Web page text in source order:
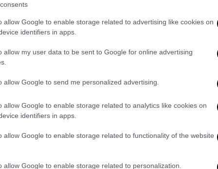
allow Google to enable storage related to advertising like cookies on
identifiers in apps.
allow my user data to be sent to Google for online advertising
allow Google to send me personalized advertising.
allow Google to enable storage related to analytics like cookies on
identifiers in apps.
allow Google to enable storage related to functionality of the website
allow Google to enable storage related to personalization.
είχε σημειωθεί πολύ παλαιότερα,
ήταν 5 Ρίχτερ στην περιοχή μεταξύ
είναι γνωστά
μεγαλύτερης έντασης. Παρ’όλα αυτά,
στιγμής στη διάθεσή τους οι
κάτι μεγαλύτερο
όμως, ο καθηγητής τόνισε πως
ώστε να υπάρξουν πιο ασφαλή